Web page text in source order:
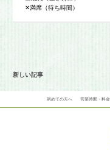
✕満席（待ち時間）
新しい記事
初めての方へ 営業時間・料金